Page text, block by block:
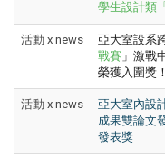
學生設計類
活動 x news 亞大室設系
戰賽 」激戰
榮獲入圍獎！
活動 x news
亞大室內設
成果雙論文
發表獎